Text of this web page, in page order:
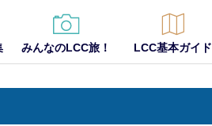
みんなのLCC旅！ LCC基本ガイド